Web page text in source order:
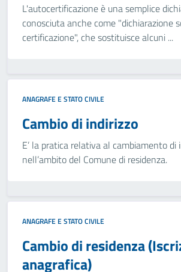
L'autocertificazione è una semplice
conosciuta anche come "dichiarazione
certificazione", che sostituisce alcuni ...
ANAGRAFE E STATO CIVILE
Cambio di indirizzo
E’ la pratica relativa al cambiamento di
nell’ambito del Comune di residenza.
ANAGRAFE E STATO CIVILE
Cambio di residenza
anagrafica)